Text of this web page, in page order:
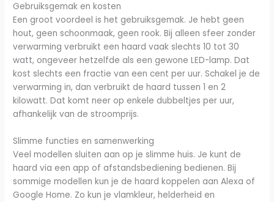
Gebruiksgemak en kosten
Een groot voordeel is het gebruiksgemak. Je hebt geen
hout, geen schoonmaak, geen rook. Bij alleen sfeer zonder
verwarming verbruikt een haard vaak slechts 10 tot 30
watt, ongeveer hetzelfde als een gewone LED-lamp. Dat
kost slechts een fractie van een cent per uur. Schakel je de
verwarming in, dan verbruikt de haard tussen 1 en 2
kilowatt. Dat komt neer op enkele dubbeltjes per uur,
afhankelijk van de stroomprijs.
Slimme functies en samenwerking
Veel modellen sluiten aan op je slimme huis. Je kunt de
haard via een app of afstandsbediening bedienen. Bij
sommige modellen kun je de haard koppelen aan Alexa of
Google Home. Zo kun je vlamkleur, helderheid en